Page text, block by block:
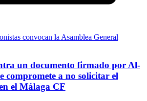
un documento firmado por Al-
compromete a no solicitar el
el Málaga CF